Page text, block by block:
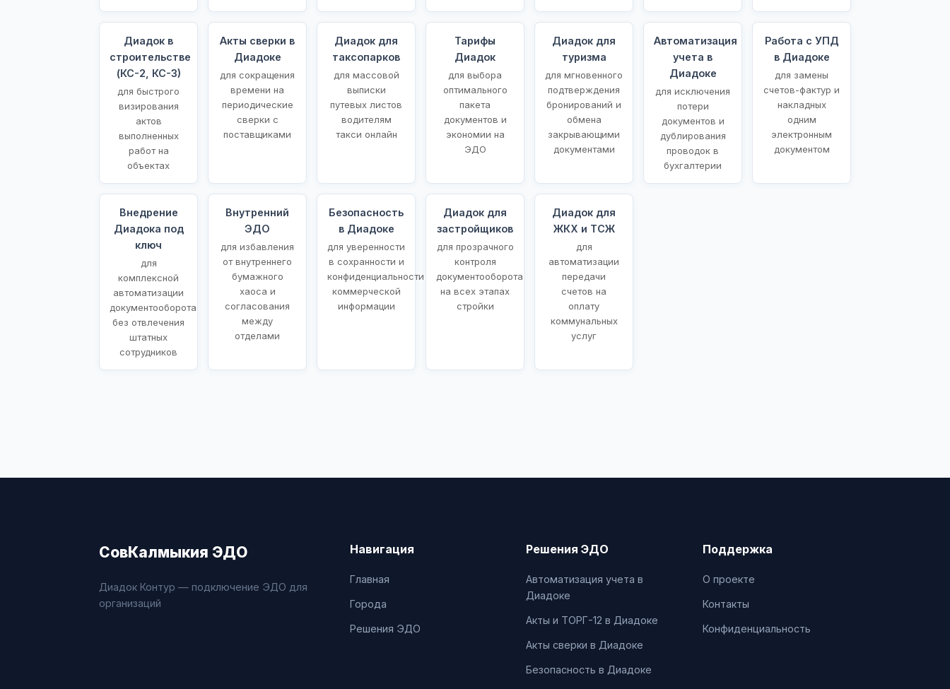
Диадок в
строительстве
(КС-2, КС-3)
для быстрого
визирования
актов
выполненных
работ на
объектах
Акты сверки в
Диадоке
для сокращения
времени на
периодические
сверки с
поставщиками
Диадок для
таксопарков
для массовой
выписки
путевых листов
водителям
такси онлайн
Тарифы
Диадок
для выбора
оптимального
пакета
документов и
экономии на
ЭДО
Диадок для
туризма
для мгновенного
подтверждения
бронирований и
обмена
закрывающими
документами
Автоматизация
учета в
Диадоке
для исключения
потери
документов и
дублирования
проводок в
бухгалтерии
Работа с УПД
в Диадоке
для замены
счетов-фактур и
накладных
одним
электронным
документом
Внедрение
Диадока под
ключ
для
комплексной
автоматизации
документооборота
без отвлечения
штатных
сотрудников
Внутренний
ЭДО
для избавления
от внутреннего
бумажного
хаоса и
согласования
между
отделами
Безопасность
в Диадоке
для уверенности
в сохранности и
конфиденциальности
коммерческой
информации
Диадок для
застройщиков
для прозрачного
контроля
документооборота
на всех этапах
стройки
Диадок для
ЖКХ и ТСЖ
для
автоматизации
передачи
счетов на
оплату
коммунальных
услуг
СовКалмыкия ЭДО
Диадок Контур — подключение ЭДО для
организаций
Навигация
Главная
Города
Решения ЭДО
Решения ЭДО
Автоматизация учета в
Диадоке
Акты и ТОРГ-12 в Диадоке
Акты сверки в Диадоке
Безопасность в Диадоке
Поддержка
О проекте
Контакты
Конфиденциальность